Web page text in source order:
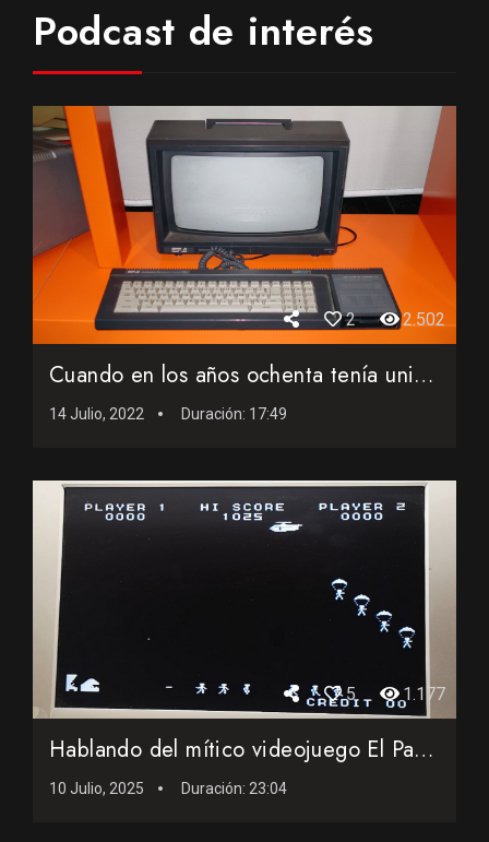
Podcast de interés
2 2.502
Cuando en los años ochenta tenía unidad de disco y utiliza...
14 Julio, 2022 Duración: 17:49
5 1.177
Hablando del mítico videojuego El Paracaidista de 1979
10 Julio, 2025 Duración: 23:04